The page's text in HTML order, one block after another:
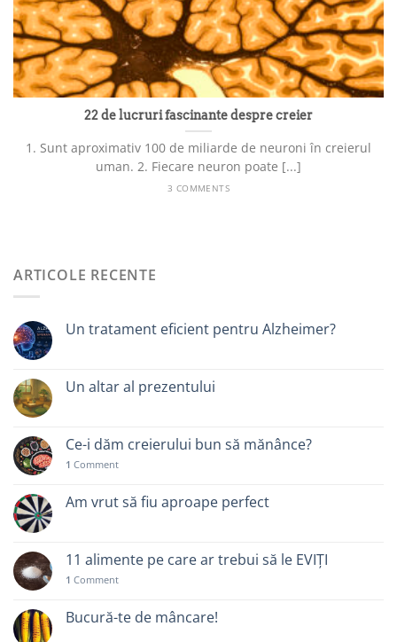
22 de lucruri fascinante despre creier
1. Sunt aproximativ 100 de miliarde de neuroni în creierul
uman. 2. Fiecare neuron poate [...]
3 COMMENTS
ARTICOLE RECENTE
Un tratament eficient pentru Alzheimer?
Un altar al prezentului
Ce-i dăm creierului bun să mănânce?
1 Comment
Am vrut să fiu aproape perfect
11 alimente pe care ar trebui să le EVIȚI
1 Comment
Bucură-te de mâncare!